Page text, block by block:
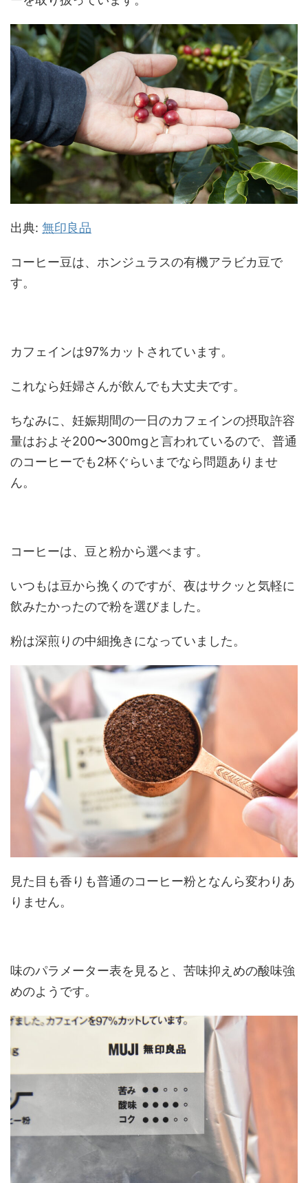
出典: 無印良品
コーヒー豆は、ホンジュラスの有機アラビカ豆で
す。
カフェインは97%カットされています。
これなら妊婦さんが飲んでも大丈夫です。
ちなみに、妊娠期間の一日のカフェインの摂取許容
量はおよそ200〜300mgと言われているので、普通
のコーヒーでも2杯ぐらいまでなら問題ありませ
ん。
コーヒーは、豆と粉から選べます。
いつもは豆から挽くのですが、夜はサクッと気軽に
飲みたかったので粉を選びました。
粉は深煎りの中細挽きになっていました。
見た目も香りも普通のコーヒー粉となんら変わりあ
りません。
味のパラメーター表を見ると、苦味抑えめの酸味強
めのようです。